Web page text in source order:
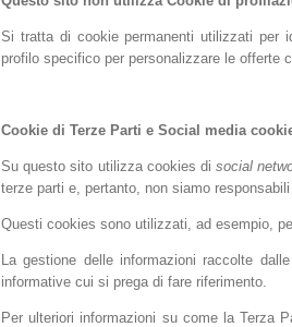
Si tratta di cookie permanenti utilizzati per
profilo specifico per personalizzare le offerte
Cookie di Terze Parti e Social media
Su questo sito utilizza cookies disocial
terze parti e, pertanto, non siamo
Questi cookies sono utilizzati, ad esempio,
La gestione delle informazioni raccolte
informative cui si prega di fare riferimento.
Per ulteriori informazioni su come la Terza